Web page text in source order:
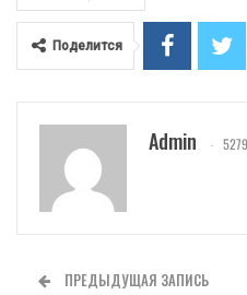
Поделится
Admin
ПРЕДЫДУЩАЯ ЗАПИСЬ